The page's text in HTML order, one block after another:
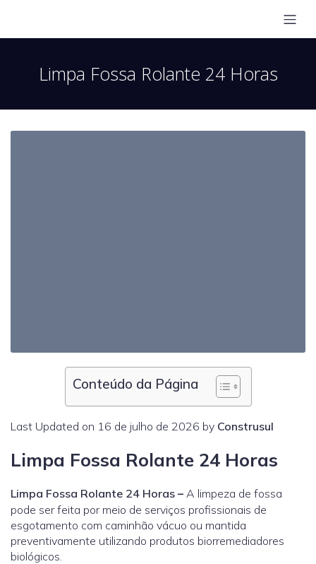
Limpa Fossa Rolante 24 Horas
Conteúdo da Página
Last Updated on 16 de julho de 2026 by Construsul
Limpa Fossa Rolante 24 Horas
Limpa Fossa Rolante 24 Horas – A limpeza de fossa
pode ser feita por meio de serviços profissionais de
esgotamento com caminhão vácuo ou mantida
preventivamente utilizando produtos biorremediadores
biológicos.